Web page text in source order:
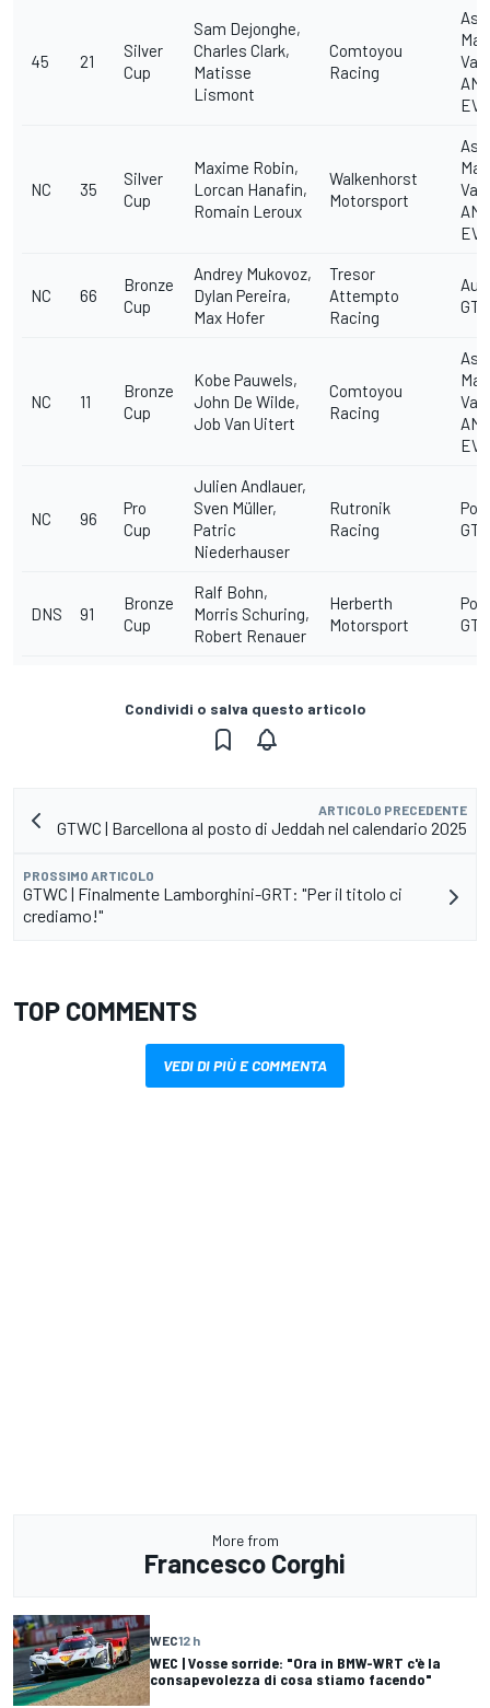
45 21
Silver
Cup
Sam Dejonghe,
Charles Clark,
Matisse
Lismont
Comtoyou
Racing
EVO
NC 35
Silver
Cup
Maxime Robin,
Lorcan Hanafin,
Romain Leroux
Walkenhorst
Motorsport
EVO
NC 66
Bronze
Cup
Andrey Mukovoz,
Dylan Pereira,
Max Hofer
Tresor
Attempto
Racing
NC 11
Bronze
Cup
Kobe Pauwels,
John De Wilde,
Job Van Uitert
Comtoyou
Racing
EVO
NC 96
Pro
Cup
Julien Andlauer,
Sven Müller,
Patric
Niederhauser
Rutronik
Racing
DNS 91
Bronze
Cup
Ralf Bohn,
Morris Schuring,
Robert Renauer
Herberth
Motorsport
Condividi o salva questo articolo
ARTICOLO PRECEDENTE
GTWC | Barcellona al posto di Jeddah nel calendario 2025
PROSSIMO ARTICOLO
GTWC | Finalmente Lamborghini-GRT: "Per il titolo ci
crediamo!"
TOP COMMENTS
VEDI DI PIÙ E COMMENTA
More from
Francesco Corghi
WEC12 h
WEC | Vosse sorride: "Ora in BMW-WRT c'è la
consapevolezza di cosa stiamo facendo"